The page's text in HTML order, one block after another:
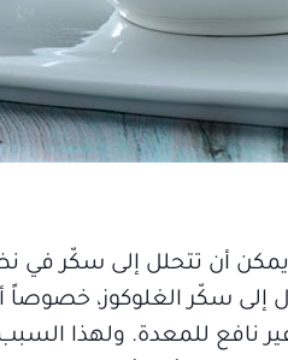
أن تتحلل إلى سكّر في
إلى سكّر الغلوكوز، خصوصاً
نافع للمعدة. ولهذا